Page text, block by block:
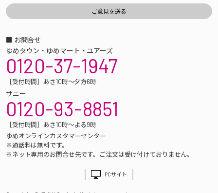
■ お問合せ
ゆめタウン・ゆめマート・ユアーズ
0120-37-1947
［受付時間］あさ10時～夕方6時
サニー
0120-93-8851
［受付時間］あさ10時～よる9時
ゆめオンラインカスタマーセンター
※通話料は無料です。
※ネット専用のお問合せ先です。ご注文は受け付けておりません。
PCサイト